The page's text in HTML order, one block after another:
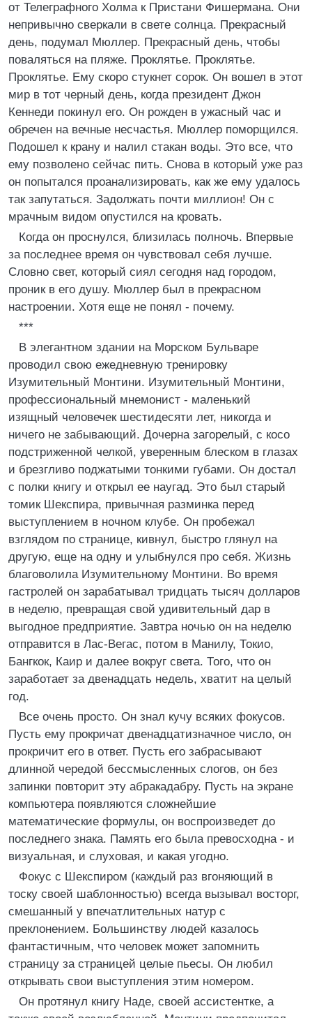
от Телеграфного Холма к Пристани Фишермана. Они
непривычно сверкали в свете солнца. Прекрасный
день, подумал Мюллер. Прекрасный день, чтобы
поваляться на пляже. Проклятье. Проклятье.
Проклятье. Ему скоро стукнет сорок. Он вошел в этот
мир в тот черный день, когда президент Джон
Кеннеди покинул его. Он рожден в ужасный час и
обречен на вечные несчастья. Мюллер поморщился.
Подошел к крану и налил стакан воды. Это все, что
ему позволено сейчас пить. Снова в который уже раз
он попытался проанализировать, как же ему удалось
так запутаться. Задолжать почти миллион! Он с
мрачным видом опустился на кровать.
Когда он проснулся, близилась полночь. Впервые
за последнее время он чувствовал себя лучше.
Словно свет, который сиял сегодня над городом,
проник в его душу. Мюллер был в прекрасном
настроении. Хотя еще не понял - почему.
***
В элегантном здании на Морском Бульваре
проводил свою ежедневную тренировку
Изумительный Монтини. Изумительный Монтини,
профессиональный мнемонист - маленький
изящный человечек шестидесяти лет, никогда и
ничего не забывающий. Дочерна загорелый, с косо
подстриженной челкой, уверенным блеском в глазах
и брезгливо поджатыми тонкими губами. Он достал
с полки книгу и открыл ее наугад. Это был старый
томик Шекспира, привычная разминка перед
выступлением в ночном клубе. Он пробежал
взглядом по странице, кивнул, быстро глянул на
другую, еще на одну и улыбнулся про себя. Жизнь
благоволила Изумительному Монтини. Во время
гастролей он зарабатывал тридцать тысяч долларов
в неделю, превращая свой удивительный дар в
выгодное предприятие. Завтра ночью он на неделю
отправится в Лас-Вегас, потом в Манилу, Токио,
Бангкок, Каир и далее вокруг света. Того, что он
заработает за двенадцать недель, хватит на целый
год.
Все очень просто. Он знал кучу всяких фокусов.
Пусть ему прокричат двенадцатизначное число, он
прокричит его в ответ. Пусть его забрасывают
длинной чередой бессмысленных слогов, он без
запинки повторит эту абракадабру. Пусть на экране
компьютера появляются сложнейшие
математические формулы, он воспроизведет до
последнего знака. Память его была превосходна - и
визуальная, и слуховая, и какая угодно.
Фокус с Шекспиром (каждый раз вгоняющий в
тоску своей шаблонностью) всегда вызывал восторг,
смешанный у впечатлительных натур с
преклонением. Большинству людей казалось
фантастичным, что человек может запомнить
страницу за страницей целые пьесы. Он любил
открывать свои выступления этим номером.
Он протянул книгу Наде, своей ассистентке, а